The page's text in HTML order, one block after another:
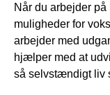
Når du arbejder
muligheder for
arbejder med
hjælper med at
så selvstændigt liv